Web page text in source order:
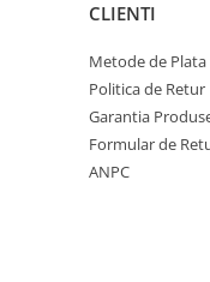
CLIENTI
Metode de Plata
Politica de Retur
Garantia
Formular de
ANPC